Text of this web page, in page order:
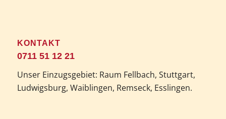
KONTAKT
0711 51 12 21
Unser Einzugsgebiet: Raum Fellbach, Stuttgart,
Ludwigsburg, Waiblingen, Remseck, Esslingen.